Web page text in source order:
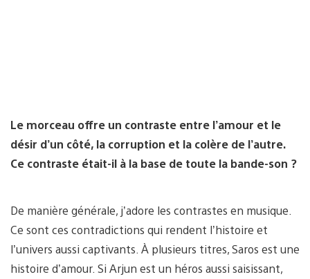
Le morceau offre un contraste entre l’amour et le
désir d’un côté, la corruption et la colère de l’autre.
Ce contraste était-il à la base de toute la bande-son ?
De manière générale, j’adore les contrastes en musique.
Ce sont ces contradictions qui rendent l’histoire et
l’univers aussi captivants. À plusieurs titres, Saros est une
histoire d’amour. Si Arjun est un héros aussi saisissant,